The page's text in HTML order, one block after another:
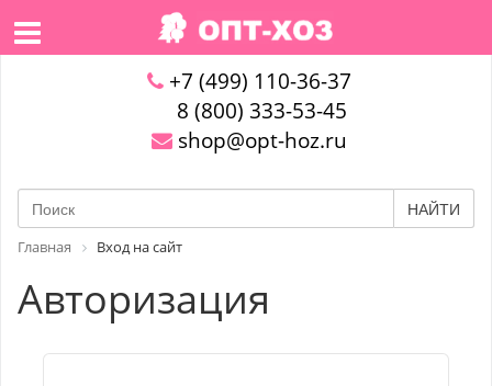
+7 (499) 110-36-37
8 (800) 333-53-45
shop@opt-hoz.ru
НАЙТИ
Главная Вход на сайт
Авторизация